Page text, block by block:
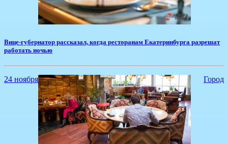
Вице-губернатор рассказал, когда ресторанам Екатеринбурга разрешат
работать ночью
24 ноября Город